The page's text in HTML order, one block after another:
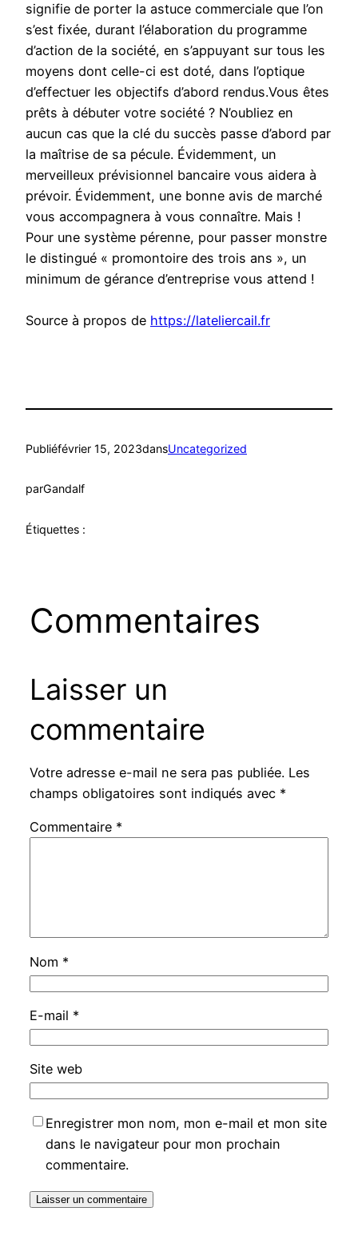
signifie de porter la astuce commerciale que l’on
s’est fixée, durant l’élaboration du programme
d’action de la société, en s’appuyant sur tous les
moyens dont celle-ci est doté, dans l’optique
d’effectuer les objectifs d’abord rendus.Vous êtes
prêts à débuter votre société ? N’oubliez en
aucun cas que la clé du succès passe d’abord par
la maîtrise de sa pécule. Évidemment, un
merveilleux prévisionnel bancaire vous aidera à
prévoir. Évidemment, une bonne avis de marché
vous accompagnera à vous connaître. Mais !
Pour une système pérenne, pour passer monstre
le distingué « promontoire des trois ans », un
minimum de gérance d’entreprise vous attend !
Source à propos de https://lateliercail.fr
Publiéfévrier 15, 2023dansUncategorized
parGandalf
Étiquettes :
Commentaires
Laisser un
commentaire
Votre adresse e-mail ne sera pas publiée. Les
champs obligatoires sont indiqués avec *
Commentaire *
Nom *
E-mail *
Site web
Enregistrer mon nom, mon e-mail et mon site
dans le navigateur pour mon prochain
commentaire.